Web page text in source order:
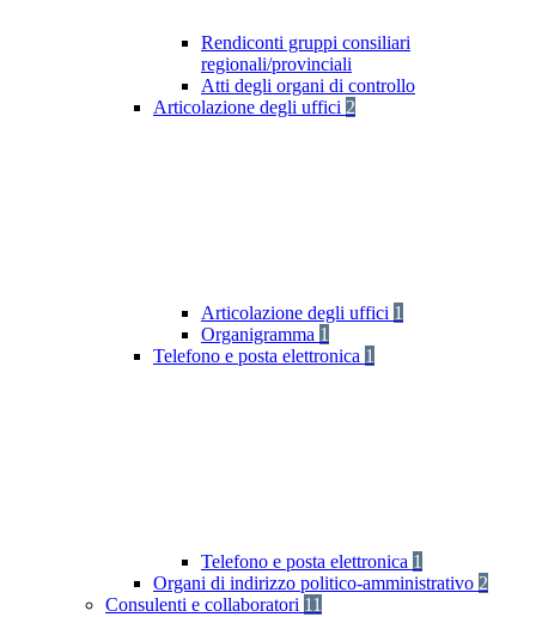
Rendiconti gruppi consiliari
regionali/provinciali
Atti degli organi di controllo
Articolazione degli uffici 2
Articolazione degli uffici 1
Organigramma 1
Telefono e posta elettronica 1
Telefono e posta elettronica 1
Organi di indirizzo politico-amministrativo 2
Consulenti e collaboratori 11